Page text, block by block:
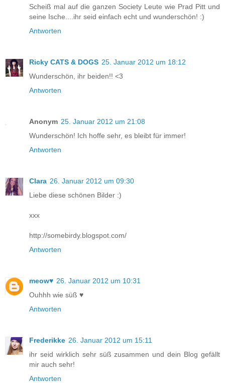
Scheiß mal auf die ganzen Society Leute wie Prad Pitt und
seine Ische....ihr seid einfach echt und wunderschön! :)
Antworten
Ricky CATS & DOGS 25. Januar 2012 um 18:12
Wunderschön, ihr beiden!! <3
Antworten
Anonym 25. Januar 2012 um 21:08
Wunderschön! Ich hoffe sehr, es bleibt für immer!
Antworten
Clara 26. Januar 2012 um 09:30
Liebe diese schönen Bilder :)
xxx
http://somebirdy.blogspot.com/
Antworten
meow♥ 26. Januar 2012 um 10:31
Ouhhh wie süß ♥
Antworten
Frederikke 26. Januar 2012 um 15:11
ihr seid wirklich sehr süß zusammen und dein Blog gefällt
mir auch sehr!
Antworten